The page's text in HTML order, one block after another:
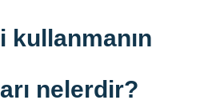
kullanmanın
nelerdir?